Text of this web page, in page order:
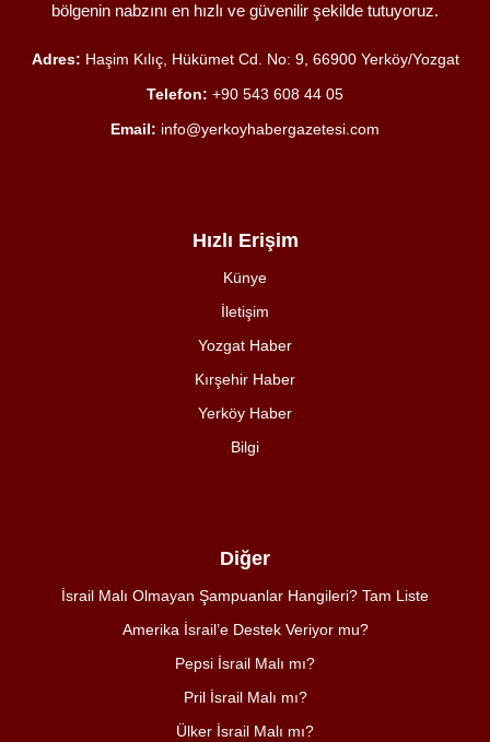
bölgenin nabzını en hızlı ve güvenilir şekilde tutuyoruz.
Adres: Haşim Kılıç, Hükümet Cd. No: 9, 66900 Yerköy/Yozgat
Telefon: +90 543 608 44 05
Email: info@yerkoyhabergazetesi.com
Hızlı Erişim
Künye
İletişim
Yozgat Haber
Kırşehir Haber
Yerköy Haber
Bilgi
Diğer
İsrail Malı Olmayan Şampuanlar Hangileri? Tam Liste
Amerika İsrail’e Destek Veriyor mu?
Pepsi İsrail Malı mı?
Pril İsrail Malı mı?
Ülker İsrail Malı mı?